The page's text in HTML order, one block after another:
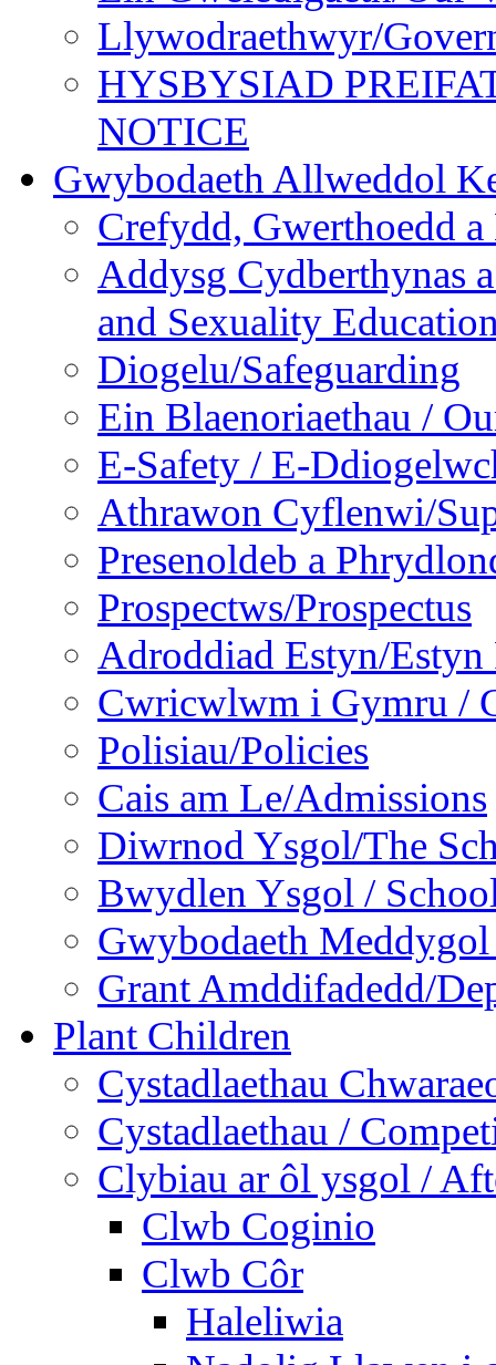
Llywodraethwyr/
HYSBYSIAD
NOTICE
Gwybodaeth Allweddol
Crefydd, Gwerthoedd
Addysg Cydberthynas
and Sexuality
Diogelu/Safeguarding
Ein Blaenoriaethau /
E-Safety / E-
Athrawon Cyflenwi/
Presenoldeb a
Prospectws/Prospectus
Adroddiad Estyn/Estyn
Cwricwlwm i Gymru /
Polisiau/Policies
Cais am Le/Admissions
Diwrnod Ysgol/The
Bwydlen Ysgol /
Gwybodaeth
Grant Amddifadedd/
Plant Children
Cystadlaethau
Cystadlaethau /
Clybiau ar ôl ysgol /
Clwb Coginio
Clwb Côr
Haleliwia